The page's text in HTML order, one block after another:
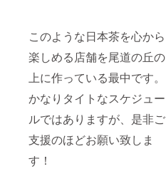
このような日本茶を心から
楽しめる店舗を尾道の丘の
上に作っている最中です。
かなりタイトなスケジュー
ルではありますが、是非ご
支援のほどお願い致しま
す！